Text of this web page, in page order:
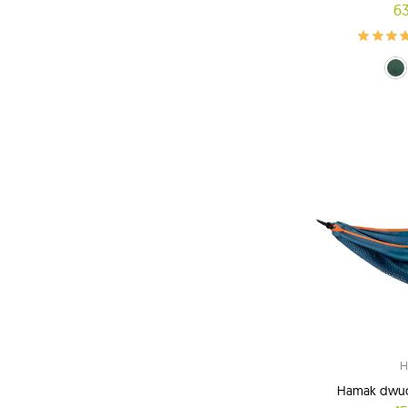
zielony
Hamak